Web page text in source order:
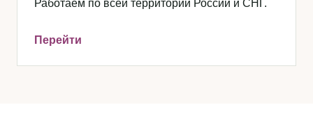
Работаем по всей территории России и СНГ.
Перейти